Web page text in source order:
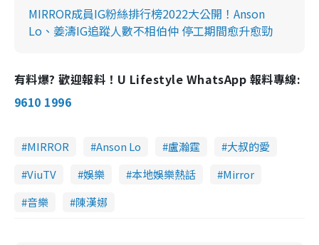
MIRROR成員IG粉絲排行榜2022大公開！Anson
Lo、姜濤IG追蹤人數不相伯仲 停工期間愈升愈勁
有料爆? 歡迎報料！U Lifestyle WhatsApp 報料專線:
9610 1996
MIRROR Anson Lo 盧瀚霆
大叔的愛
ViuTV
娛樂 本地娛樂熱話
Mirror
音樂
陳漢娜